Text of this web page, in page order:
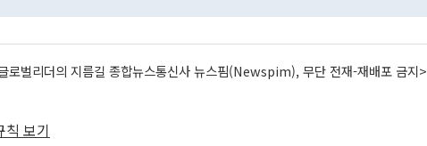
로벌리더의 지름길 종합뉴스통신사 뉴스핌(Newspim), 무단 전재-재배포 금지>
칙 보기